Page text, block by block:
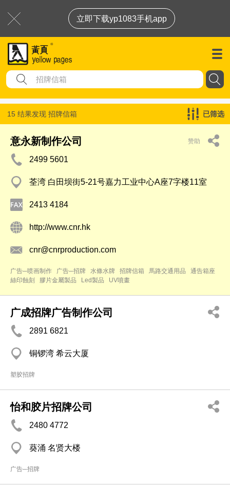
立即下载yp1083手机app
15 结果发现 招牌信箱 已筛选
意永新制作公司 赞助
2499 5601
荃湾 白田坝街5-21号嘉力工业中心A座7字楼11室
2413 4184
http://www.cnr.hk
cnr@cnrproduction.com
广告─喷画制作 广告─招牌 水條水牌 招牌信箱 馬路交通用品
通告箱座
絲印蝕刻
膠片金屬製品 Led製品 UV噴畫
广成招牌广告制作公司
2891 6821
铜锣湾 希云大厦
塑胶招牌
怡和胶片招牌公司
2480 4772
葵涌 名贤大楼
广告─招牌